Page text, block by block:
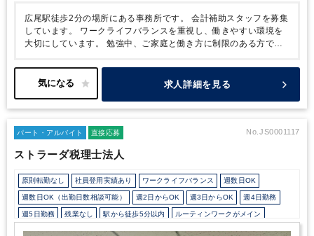
広尾駅徒歩2分の場所にある事務所です。
会計補助スタッフを募集
しています。
ワークライフバランスを重視し、働きやすい環境を
大切にしています。
勉強中、ご家庭と働き方に制限のある方でも
求人詳細を見る
パート・アルバイト 直接応募 No.JS0001117
ストラーダ税理士法人
原則転勤なし 社員登用実績あり ワークライフバランス 週数日OK
週数日OK（出勤日数相談可能） 週2日からOK 週3日からOK 週4日勤務
週5日勤務 残業なし 駅から徒歩5分以内 ルーティンワークがメイン
社内システム等のOJT 業務手順等のOJT 業界知識・専門用語等のOJT